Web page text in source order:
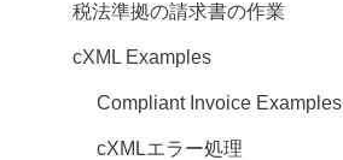
税法準拠の請求書の作業
cXML Examples
Compliant Invoice Examples
cXMLエラー処理